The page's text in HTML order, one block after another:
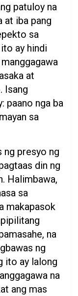
patuloy na
at iba pang
sa
ay hindi
at
Isang
paano nga ba
sa
ng presyo ng
din ng
Halimbawa,
sa
makapasok
na
ng
ito ay lalong
na
ang mas